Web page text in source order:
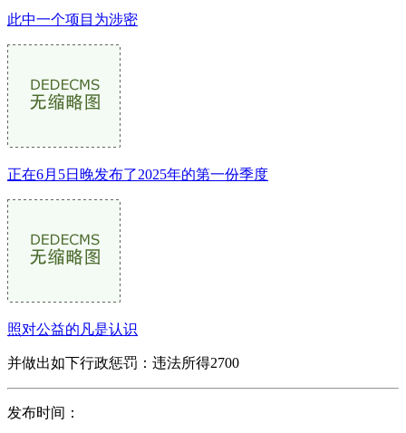
此中一个项目为涉密
正在6月5日晚发布了2025年的第一份季度
照对公益的凡是认识
并做出如下行政惩罚：违法所得2700
发布时间：